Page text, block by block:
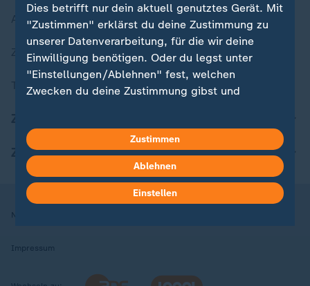
Aktuelle Sendungs-Videos
ZDFheute Stories
Themen im Überblick
ZDFheute Apps
Nutzungsbedingungen
Impressum
Dies betrifft nur dein aktuell genutztes Gerät. Mit
"Zustimmen" erklärst du deine Zustimmung zu
unserer Datenverarbeitung, für die wir deine
Einwilligung benötigen. Oder du legst unter
"Einstellungen/Ablehnen" fest, welchen
Zwecken du deine Zustimmung gibst und
in deinen Einstellungen widerrufen oder ändern.
Hier findest du das Impressum.
Weitere Informationen findest du in unserer
Datenschutzerklärung.
Zustimmen
Ablehnen
Einstellen